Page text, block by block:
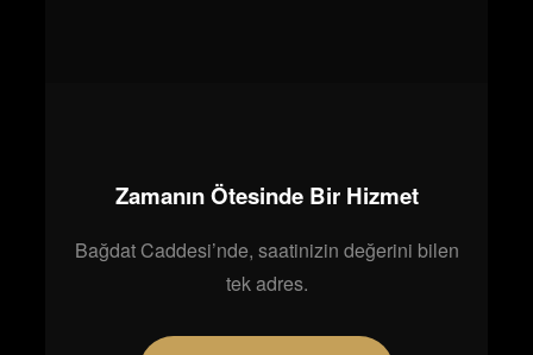
Zamanın Ötesinde Bir Hizmet
Bağdat Caddesi’nde, saatinizin değerini bilen
tek adres.